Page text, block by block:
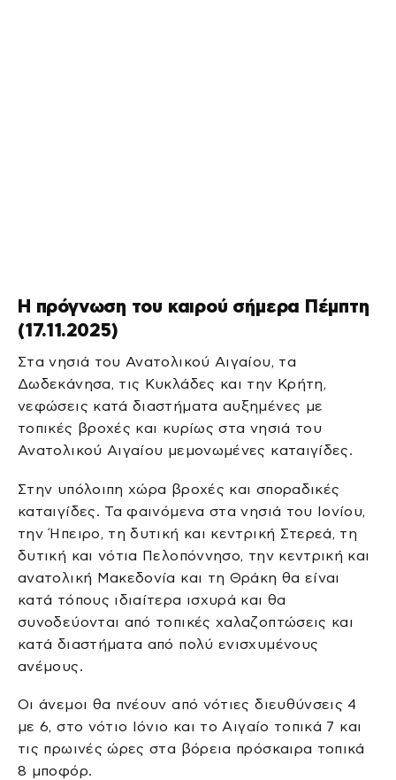
Η πρόγνωση του καιρού σήμερα Πέμπτη
(17.11.2025)
Στα νησιά του Ανατολικού Αιγαίου, τα
Δωδεκάνησα, τις Κυκλάδες και την Κρήτη,
νεφώσεις κατά διαστήματα αυξημένες με
τοπικές βροχές και κυρίως στα νησιά του
Ανατολικού Αιγαίου μεμονωμένες καταιγίδες.
Στην υπόλοιπη χώρα βροχές και σποραδικές
καταιγίδες. Τα φαινόμενα στα νησιά του Ιονίου,
την Ήπειρο, τη δυτική και κεντρική Στερεά, τη
δυτική και νότια Πελοπόννησο, την κεντρική και
ανατολική Μακεδονία και τη Θράκη θα είναι
κατά τόπους ιδιαίτερα ισχυρά και θα
συνοδεύονται από τοπικές χαλαζοπτώσεις και
κατά διαστήματα από πολύ ενισχυμένους
ανέμους.
Οι άνεμοι θα πνέουν από νότιες διευθύνσεις 4
με 6, στο νότιο Ιόνιο και το Αιγαίο τοπικά 7 και
τις πρωινές ώρες στα βόρεια πρόσκαιρα τοπικά
8 μποφόρ.